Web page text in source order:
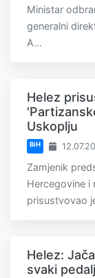
Ministar
generalni
A...
Helez
Uskoplju
BiH
Zamjenik
Hercegovine i
prisustvovao
Helez:
svaki